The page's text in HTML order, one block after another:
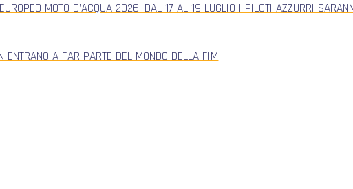
MOTO D’ACQUA 2026: DAL 17 AL 19 LUGLIO I PILOTI AZZURRI
ENTRANO A FAR PARTE DEL MONDO DELLA FIM